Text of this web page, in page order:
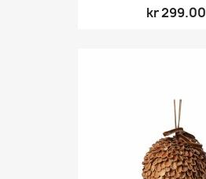
kr 299.00